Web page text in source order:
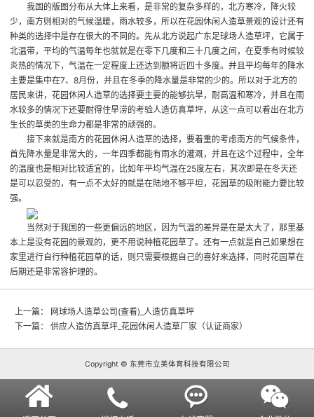
我国的版图分布从大体上来看，是非常的复杂多样的，北方寒冷，降火较
少，南方则相对的气候温暖，雨水较多，所以在花园休闲人造草景观的设计还有
种类的选择中是存在很大的不同的。先从北方说起广东足球场人造草坪，它属于
北温带，平均的气温每年也就就是在零下几度和三十几度之间，在夏季有时候较
炎热的情况下，气温在一定程度上还达到额将近四十多度。并且平均每年的降水
主要是集中在7、8月份，并且在冬季的降水量是非常的少的。所以对于北方的
居民来讲，花园休闲人造草的选择要主要的能够抗旱，耐高温和寒冷，并且在雨
水较多的情况下还要耐得住旱涝的考验人造仿真草坪，从这一点可以看出在北方
生长的草类的生命力都是非常的顽强的。
接下来就是南方的花园休闲人造草的选择，要着重的考虑南方的气候条件，
首先降水量是非常大的，一年四季都能有雨水的灌溉，并且在这个过程中，全年
的温度也是相对比较适宜的，比如年平均气温在25度左右，其次即是在冬天还
是可以忍受的，有一点不太好的就是在陆地不够平坦，花园草的吸附能力要比较
强。
当然对于我国的一些更偏远的地区，因为气温的差异是在是太大了，那里基
本上是没有花园的景观的，更不用说种植花园草了。还有一点就是自己如果想在
家里进行自行种植花园草的话，则只需要根据自己的喜好来选择，同时花园草在
后期还是非常容护理的。
上一篇：
网球场人造草公司(查看)_人造仿真草坪
下一篇：
供应人造仿真草坪_花园休闲人造草厂家（认证商家）
Copyright © 东莞市立美体育科技有限公司